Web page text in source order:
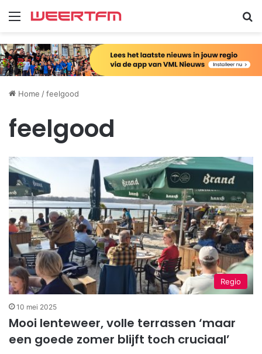
Menu
Home /feelgood
feelgood
Regio
10 mei 2025
Mooi lenteweer, volle terrassen ‘maar
een goede zomer blijft toch cruciaal’